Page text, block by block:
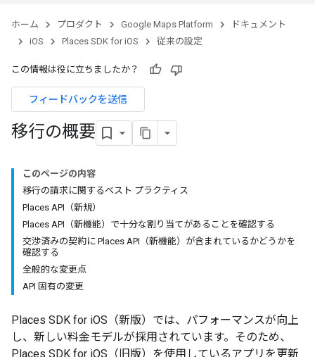
ホーム プロダクト Google Maps Platform
ドキュメント
iOS
Places SDK for iOS 従来の設定
この情報は役に立ちましたか？
フィードバックを送信
移行の概要
このページの内容
移行の請求に関するベスト プラクティス
Places API（新規）
Places API（新機能）で十分な割り当てがあることを確認する
交渉済みの契約に Places API（新機能）が含まれているかどうかを
確認する
全般的な変更点
API 固有の変更
Places SDK for iOS（新版）では、パフォーマンスが向上
し、新しい料金モデルが採用されています。そのため、
Places SDK for iOS（旧版）を使用しているアプリを更新